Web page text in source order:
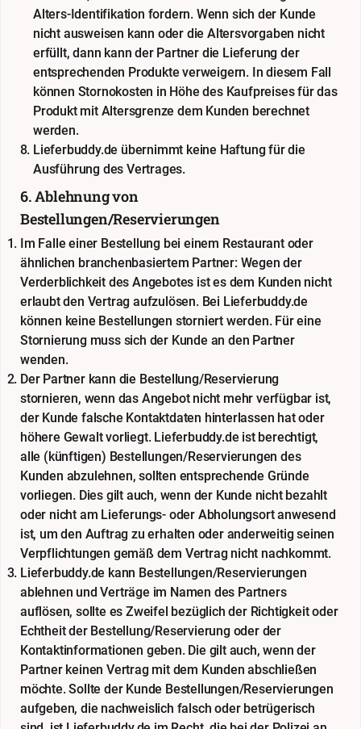
Alters-Identifikation fordern. Wenn sich der Kunde
nicht ausweisen kann oder die Altersvorgaben nicht
erfüllt, dann kann der Partner die Lieferung der
entsprechenden Produkte verweigern. In diesem Fall
können Stornokosten in Höhe des Kaufpreises für das
Produkt mit Altersgrenze dem Kunden berechnet
werden.
Lieferbuddy.de übernimmt keine Haftung für die
Ausführung des Vertrages.
6. Ablehnung von
Bestellungen/Reservierungen
Im Falle einer Bestellung bei einem Restaurant oder
ähnlichen branchenbasiertem Partner: Wegen der
Verderblichkeit des Angebotes ist es dem Kunden nicht
erlaubt den Vertrag aufzulösen. Bei Lieferbuddy.de
können keine Bestellungen storniert werden. Für eine
Stornierung muss sich der Kunde an den Partner
wenden.
Der Partner kann die Bestellung/Reservierung
stornieren, wenn das Angebot nicht mehr verfügbar ist,
der Kunde falsche Kontaktdaten hinterlassen hat oder
höhere Gewalt vorliegt. Lieferbuddy.de ist berechtigt,
alle (künftigen) Bestellungen/Reservierungen des
Kunden abzulehnen, sollten entsprechende Gründe
vorliegen. Dies gilt auch, wenn der Kunde nicht bezahlt
oder nicht am Lieferungs- oder Abholungsort anwesend
ist, um den Auftrag zu erhalten oder anderweitig seinen
Verpflichtungen gemäß dem Vertrag nicht nachkommt.
Lieferbuddy.de kann Bestellungen/Reservierungen
ablehnen und Verträge im Namen des Partners
auflösen, sollte es Zweifel bezüglich der Richtigkeit oder
Echtheit der Bestellung/Reservierung oder der
Kontaktinformationen geben. Die gilt auch, wenn der
Partner keinen Vertrag mit dem Kunden abschließen
möchte. Sollte der Kunde Bestellungen/Reservierungen
aufgeben, die nachweislich falsch oder betrügerisch